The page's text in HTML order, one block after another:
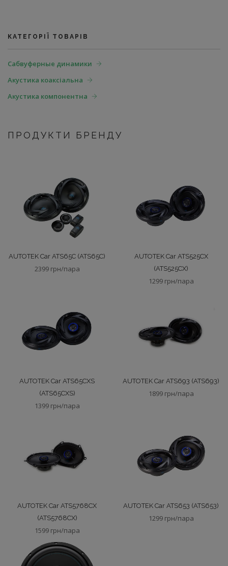
КАТЕГОРІЇ ТОВАРІВ
Сабвуферные динамики
Акустика коаксіальна
Акустика компонентна
ПРОДУКТИ БРЕНДУ
AUTOTEK Car ATS65C (ATS65C)
2399 грн/пара
AUTOTEK Car ATS525CX
(ATS525CX)
1299 грн/пара
AUTOTEK Car ATS65CXS
(ATS65CXS)
1399 грн/пара
AUTOTEK Car ATS693 (ATS693)
1899 грн/пара
AUTOTEK Car ATS5768CX
(ATS5768CX)
1599 грн/пара
AUTOTEK Car ATS653 (ATS653)
1299 грн/пара